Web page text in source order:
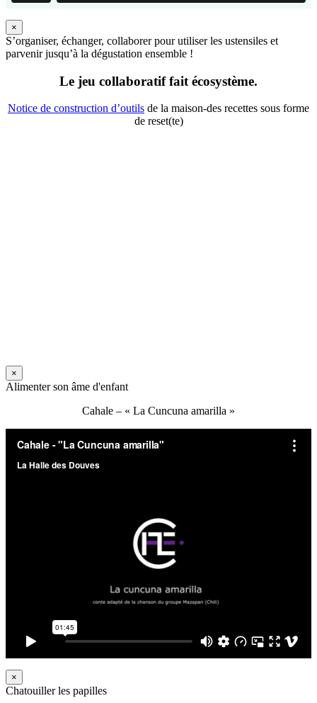
×
S’organiser, échanger, collaborer pour utiliser les ustensiles et
parvenir jusqu’à la dégustation ensemble !
Le jeu collaboratif fait écosystème.
Notice de construction d’outils de la maison-des recettes sous forme
de reset(te)
×
Alimenter son âme d'enfant
Cahale – « La Cuncuna amarilla »
×
Chatouiller les papilles